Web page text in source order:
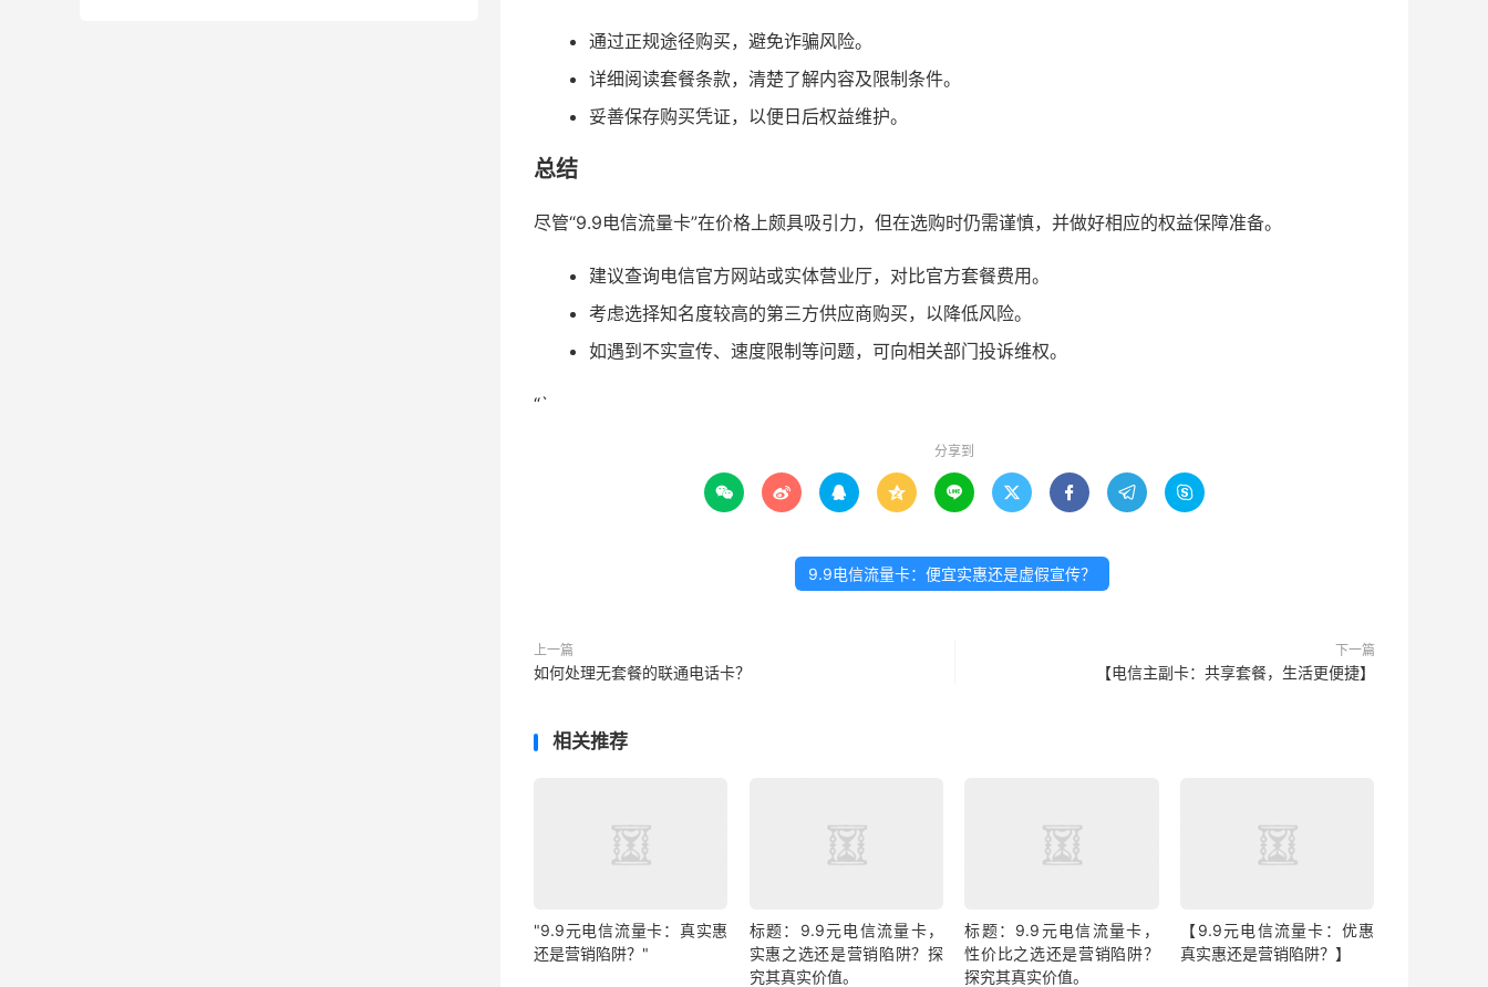
通过正规途径购买，避免诈骗风险。
详细阅读套餐条款，清楚了解内容及限制条件。
妥善保存购买凭证，以便日后权益维护。
总结
尽管“9.9电信流量卡”在价格上颇具吸引力，但在选购时仍需谨慎，并做好相应的权益保障准备。
建议查询电信官方网站或实体营业厅，对比官方套餐费用。
考虑选择知名度较高的第三方供应商购买，以降低风险。
如遇到不实宣传、速度限制等问题，可向相关部门投诉维权。
“`
分享到
        
9.9电信流量卡：便宜实惠还是虚假宣传？
上一篇
如何处理无套餐的联通电话卡？
下一篇
【电信主副卡：共享套餐，生活更便捷】
相关推荐
"9.9元电信流量卡：真实惠
还是营销陷阱？"
标题：9.9元电信流量卡，
实惠之选还是营销陷阱？探
究其真实价值。
标题：9.9元电信流量卡，
性价比之选还是营销陷阱？
探究其真实价值。
【9.9元电信流量卡：优惠
真实惠还是营销陷阱？】